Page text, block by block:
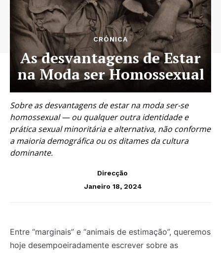
CRÓNICA
As desvantagens de Estar
na Moda ser Homossexual
Sobre as desvantagens de estar na moda ser-se
homossexual — ou qualquer outra identidade e
prática sexual minoritária e alternativa, não conforme
a maioria demográfica ou os ditames da cultura
dominante.
Direcção
Janeiro 18, 2024
Entre “marginais” e “animais de estimação”, queremos
hoje desempoeiradamente escrever sobre as